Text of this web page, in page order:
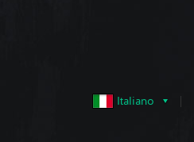
Italiano